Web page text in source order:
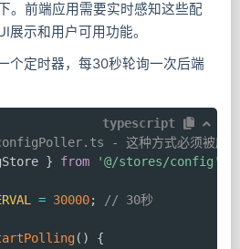
。前端应用需要实时感知这些配
展示和用户可用功能。
个定时器，每30秒轮询一次后端
typescript
- 这种方式必须被废弃
} from '@/stores/config'
= 30000; // 30秒
( )
{